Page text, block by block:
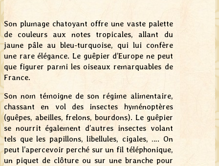
Son plumage chatoyant offre une vaste palette
de couleurs aux notes tropicales, allant du
jaune pâle au bleu-turquoise, qui lui confère
une rare élégance. Le guêpier d’Europe ne peut
que figurer parmi les oiseaux remarquables de
France.
Son nom témoigne de son régime alimentaire,
chassant en vol des insectes hyménoptères
(guêpes, abeilles, frelons, bourdons). Le guêpier
se nourrit également d’autres insectes volant
tels que les papillons, libellules, cigales, …. On
peut l’apercevoir perché sur un fil téléphonique,
un piquet de clôture ou sur une branche pour